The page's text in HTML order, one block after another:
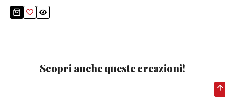
Scopri anche queste creazioni!